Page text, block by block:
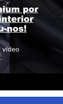
por
nos!
vídeo